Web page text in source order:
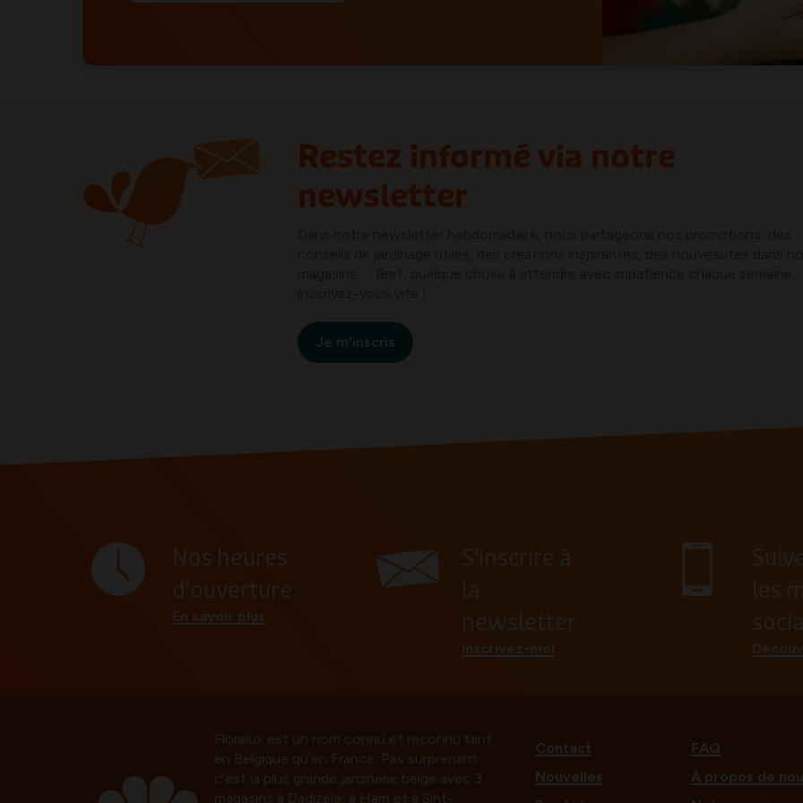
Restez informé via notre
newsletter
Je m'inscris
Nos heures
d'ouverture
En savoir plus
S'inscrire à
la
newsletter
Inscrivez-moi
les
Floralux est un nom connu et reconnu tant
en Belgique qu’en France. Pas surprenant:
c’est la plus grande jardinerie belge avec 3
magasins à Dadizele, à Ham et à Sint-
Contact
Nouvelles
FAQ
À propos de